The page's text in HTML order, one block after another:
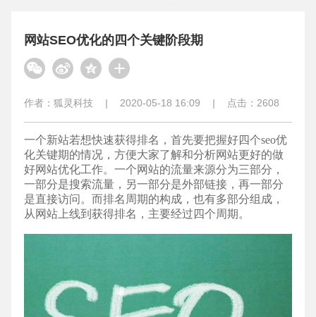
网站SEO优化的四个关键阶段期
作者： 狐灵科技 | 2020-05-18 16:09 | 点击： 2608
一个新站若想快速获得排名，首先要把握好四个seo优
化关键期的情况，方便大家了解和分析网站更好的做
好网站优化工作。一个网站的流量来源分为三部分，
一部分是搜索流量，另一部分是外部链接，再一部分
是直接访问。而排名周期的构成，也有多部分组成，
从网站上线到获得排名，主要经过四个周期。